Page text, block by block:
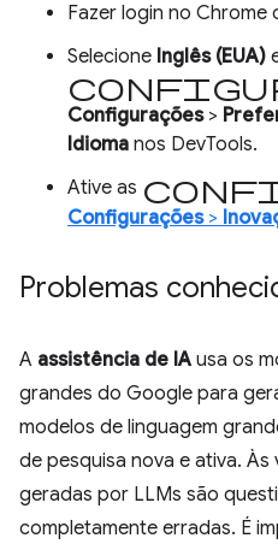
Fazer login no
Selecione Inglês (EUA)
Configurações>
Idioma nos DevTools.
Ative as
Configurações>
Problemas
A assistência de IA usa os
grandes do Google para
modelos de linguagem
de pesquisa nova e ativa. Às
geradas por LLMs são
completamente erradas. É